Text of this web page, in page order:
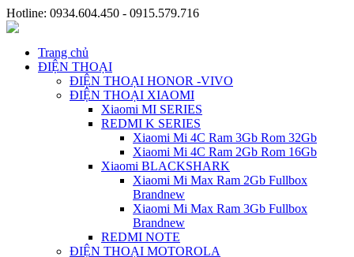
Hotline: 0934.604.450 - 0915.579.716
Trang chủ
ĐIỆN THOẠI
ĐIỆN THOẠI HONOR -VIVO
ĐIỆN THOẠI XIAOMI
Xiaomi MI SERIES
REDMI K SERIES
Xiaomi Mi 4C Ram 3Gb Rom 32Gb
Xiaomi Mi 4C Ram 2Gb Rom 16Gb
Xiaomi BLACKSHARK
Xiaomi Mi Max Ram 2Gb Fullbox
Brandnew
Xiaomi Mi Max Ram 3Gb Fullbox
Brandnew
REDMI NOTE
ĐIỆN THOẠI MOTOROLA